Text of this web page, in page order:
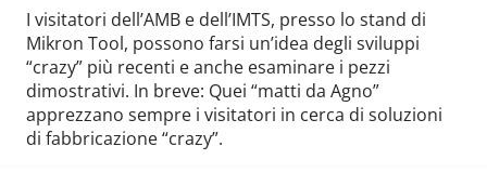
I visitatori dell’AMB e dell’IMTS, presso lo stand di
Mikron Tool, possono farsi un’idea degli sviluppi
“crazy” più recenti e anche esaminare i pezzi
dimostrativi. In breve: Quei “matti da Agno”
apprezzano sempre i visitatori in cerca di soluzioni
di fabbricazione “crazy”.